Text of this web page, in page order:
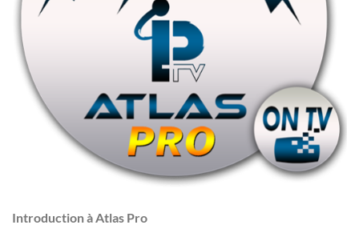
Introduction à Atlas Pro